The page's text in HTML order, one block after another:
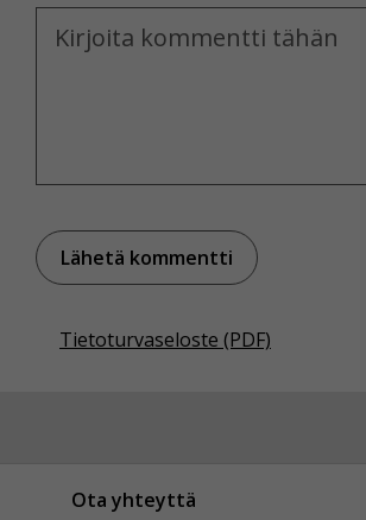
Kommentti
Tietoturvaseloste (PDF)
Ota yhteyttä